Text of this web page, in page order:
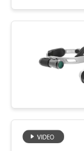
QUALITÉ
CAS